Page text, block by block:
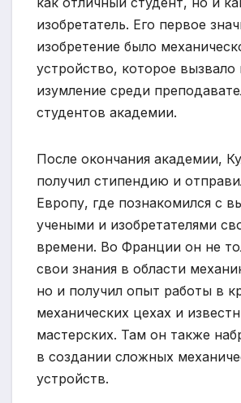
изобретатель. Его первое
изобретение было
устройство, которое вызвало
изумление среди
студентов академии.
После окончания академии,
получил стипендию и
Европу, где познакомился с
учеными и изобретателями
времени. Во Франции он не
свои знания в области
но и получил опыт работы в
механических цехах и
мастерских. Там он также
в создании сложных
устройств.